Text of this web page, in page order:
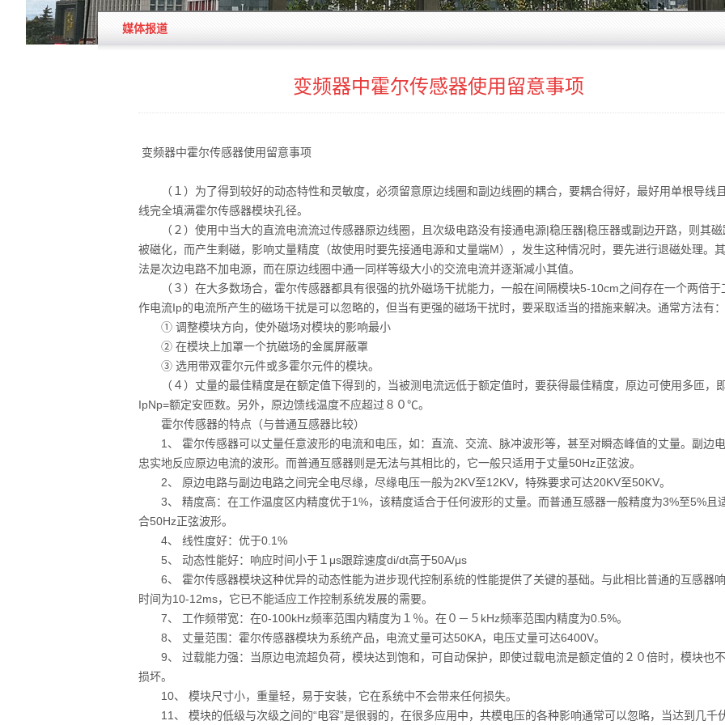
媒体报道
变频器中霍尔传感器使用留意事项
变频器中霍尔传感器使用留意事项
（１）为了得到较好的动态特性和灵敏度，必须留意原边线圈和副边线圈的耦合，要耦合得好，最好用单根导线
线完全填满霍尔传感器模块孔径。
（２）使用中当大的直流电流流过传感器原边线圈，且次级电路没有接通电源|稳压器|稳压器或副边开路，则其磁
被磁化，而产生剩磁，影响丈量精度（故使用时要先接通电源和丈量端M），发生这种情况时，要先进行退磁处理。
法是次边电路不加电源，而在原边线圈中通一同样等级大小的交流电流并逐渐减小其值。
（３）在大多数场合，霍尔传感器都具有很强的抗外磁场干扰能力，一般在间隔模块5-10cm之间存在一个两倍于
作电流Ip的电流所产生的磁场干扰是可以忽略的，但当有更强的磁场干扰时，要采取适当的措施来解决。通常方法有：
① 调整模块方向，使外磁场对模块的影响最小
② 在模块上加罩一个抗磁场的金属屏蔽罩
③ 选用带双霍尔元件或多霍尔元件的模块。
（４）丈量的最佳精度是在额定值下得到的，当被测电流远低于额定值时，要获得最佳精度，原边可使用多匝，即
IpNp=额定安匝数。另外，原边馈线温度不应超过８０℃。
霍尔传感器的特点（与普通互感器比较）
1、 霍尔传感器可以丈量任意波形的电流和电压，如：直流、交流、脉冲波形等，甚至对瞬态峰值的丈量。副边
忠实地反应原边电流的波形。而普通互感器则是无法与其相比的，它一般只适用于丈量50Hz正弦波。
2、 原边电路与副边电路之间完全电尽缘，尽缘电压一般为2KV至12KV，特殊要求可达20KV至50KV。
3、 精度高：在工作温度区内精度优于1%，该精度适合于任何波形的丈量。而普通互感器一般精度为3%至5%且
合50Hz正弦波形。
4、 线性度好：优于0.1%
5、 动态性能好：响应时间小于１μs跟踪速度di/dt高于50A/μs
6、 霍尔传感器模块这种优异的动态性能为进步现代控制系统的性能提供了关键的基础。与此相比普通的互感器
时间为10-12ms，它已不能适应工作控制系统发展的需要。
7、 工作频带宽：在0-100kHz频率范围内精度为１％。在０－５kHz频率范围内精度为0.5%。
8、 丈量范围：霍尔传感器模块为系统产品，电流丈量可达50KA，电压丈量可达6400V。
9、 过载能力强：当原边电流超负荷，模块达到饱和，可自动保护，即使过载电流是额定值的２０倍时，模块也
损坏。
10、 模块尺寸小，重量轻，易于安装，它在系统中不会带来任何损失。
11、 模块的低级与次级之间的“电容”是很弱的，在很多应用中，共模电压的各种影响通常可以忽略，当达到几千